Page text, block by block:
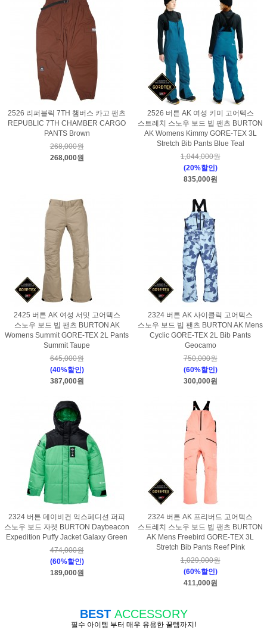
2526 리퍼블릭 7TH 챔버스 카고 팬츠
REPUBLIC 7TH CHAMBER CARGO
PANTS Brown
268,000원
268,000원
2526 버튼 AK 여성 키미 고어텍스
스트레치 스노우 보드 빕 팬츠 BURTON
AK Womens Kimmy GORE-TEX 3L
Stretch Bib Pants Blue Teal
1,044,000원
(20%할인)
835,000원
2425 버튼 AK 여성 서밋 고어텍스
스노우 보드 빕 팬츠 BURTON AK
Womens Summit GORE-TEX 2L Pants
Summit Taupe
645,000원
(40%할인)
387,000원
2324 버튼 AK 사이클릭 고어텍스
스노우 보드 빕 팬츠 BURTON AK Mens
Cyclic GORE-TEX 2L Bib Pants
Geocamo
750,000원
(60%할인)
300,000원
2324 버튼 데이비컨 익스페디션 퍼피
스노우 보드 자켓 BURTON Daybeacon
Expedition Puffy Jacket Galaxy Green
474,000원
(60%할인)
189,000원
2324 버튼 AK 프리버드 고어텍스
스트레치 스노우 보드 빕 팬츠 BURTON
AK Mens Freebird GORE-TEX 3L
Stretch Bib Pants Reef Pink
1,029,000원
(60%할인)
411,000원
BEST ACCESSORY
필수 아이템 부터 매우 유용한 꿀템까지!